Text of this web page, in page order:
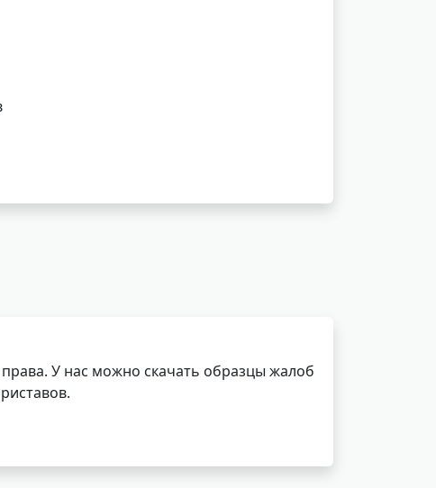
У нас можно скачать образцы жалоб